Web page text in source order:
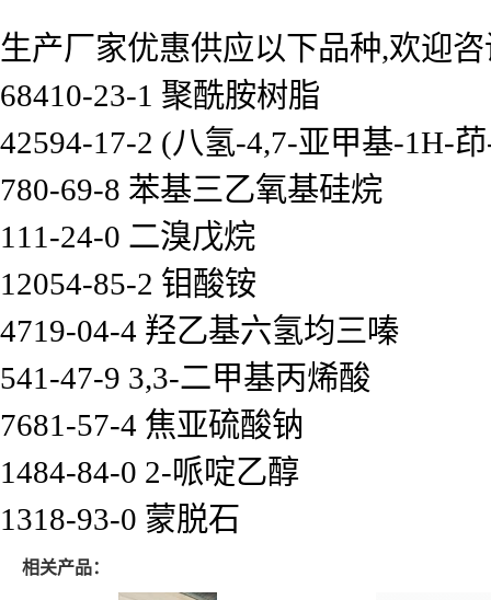
生产厂家优惠供应以下品种,欢迎
68410-23-1 聚酰胺树脂
42594-17-2 (八氢-4,7-亚甲基-1H-
780-69-8 苯基三乙氧基硅烷
111-24-0 二溴戊烷
12054-85-2 钼酸铵
4719-04-4 羟乙基六氢均三嗪
541-47-9 3,3-二甲基丙烯酸
7681-57-4 焦亚硫酸钠
1484-84-0 2-哌啶乙醇
1318-93-0 蒙脱石
相关产品：